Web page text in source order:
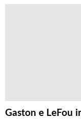
Gaston e LeFou